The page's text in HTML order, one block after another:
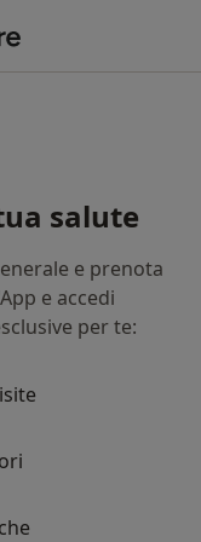
salute
e prenota
e accedi
per te:
MI
estetico